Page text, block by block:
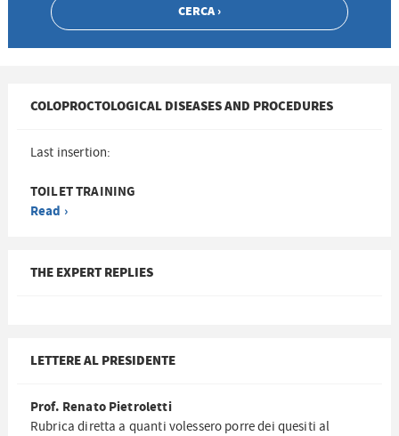
COLOPROCTOLOGICAL DISEASES AND PROCEDURES
Last insertion:
TOILET TRAINING
Read ›
THE EXPERT REPLIES
LETTERE AL PRESIDENTE
Prof. Renato Pietroletti
Rubrica diretta a quanti volessero porre dei quesiti al